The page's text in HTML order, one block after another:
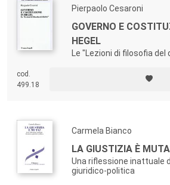
Pierpaolo Cesaroni
GOVERNO E
HEGEL
Le "Lezioni di filosofia del
cod.
499.18
Carmela Bianco
LA GIUSTIZIA È
Una riflessione inattuale
giuridico-politica